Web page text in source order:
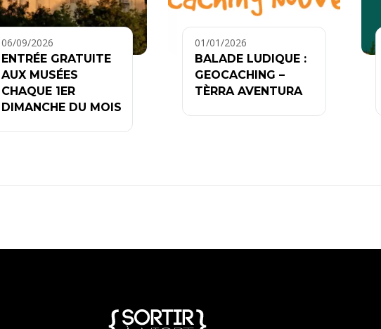
06/09/2026
ENTRÉE GRATUITE
AUX MUSÉES
CHAQUE 1ER
DIMANCHE DU MOIS
01/01/2026
BALADE LUDIQUE :
GEOCACHING –
TÈRRA AVENTURA